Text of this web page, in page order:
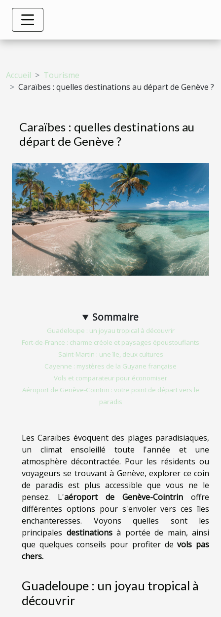
Accueil
Tourisme
Caraïbes : quelles destinations au départ de Genève ?
Caraïbes : quelles destinations au
départ de Genève ?
Sommaire
Guadeloupe : un joyau tropical à découvrir
Fort-de-France : charme créole et paysages époustouflants
Saint-Martin : une île, deux cultures
Cayenne : mystères de la Guyane française
Vols et comparateur pour économiser
Aéroport de Genève-Cointrin : votre point de départ vers le
paradis
Les Caraïbes évoquent des plages paradisiaques,
un climat ensoleillé toute l'année et une
atmosphère décontractée. Pour les résidents ou
voyageurs se trouvant à Genève, explorer ce coin
de paradis est plus accessible que vous ne le
pensez. L'aéroport de Genève-Cointrin offre
différentes options pour s'envoler vers ces îles
enchanteresses. Voyons quelles sont les
principales destinationsà portée de main, ainsi
que quelques conseils pour profiter devols pas
chers.
Guadeloupe : un joyau tropical à
découvrir